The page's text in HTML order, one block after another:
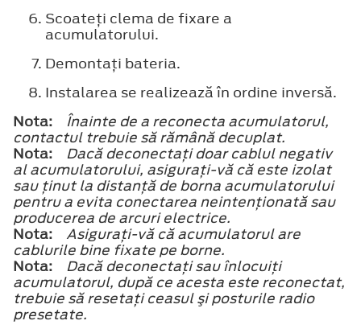
Scoateţi clema de fixare a
acumulatorului.
Demontaţi bateria.
Instalarea se realizează în ordine inversă.
Nota:
Înainte de a reconecta acumulatorul,
contactul trebuie să rămână decuplat.
Nota:
Dacă deconectaţi doar cablul negativ
al acumulatorului, asiguraţi-vă că este izolat
sau ţinut la distanţă de borna acumulatorului
pentru a evita conectarea neintenţionată sau
producerea de arcuri electrice.
Nota:
Asiguraţi-vă că acumulatorul are
cablurile bine fixate pe borne.
Nota:
Dacă deconectaţi sau înlocuiţi
acumulatorul, după ce acesta este reconectat,
trebuie să resetaţi ceasul şi posturile radio
presetate.